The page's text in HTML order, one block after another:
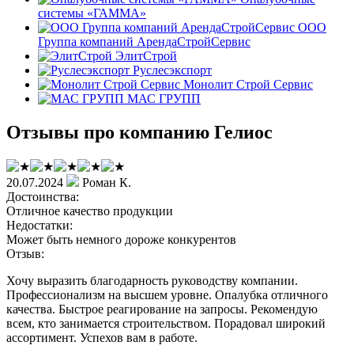
системы «ГАММА»
ООО
Группа компаний АрендаСтройСервис
ЭлитСтрой
Руслесэкспорт
Монолит Строй Сервис
МАС ГРУПП
Отзывы про компанию Гелиос
20.07.2024
Роман К.
Достоинства:
Отличное качество продукции
Недостатки:
Может быть немного дороже конкурентов
Отзыв:
Хочу выразить благодарность руководству компании.
Профессионализм на высшем уровне. Опалубка отличного
качества. Быстрое реагирование на запросы. Рекомендую
всем, кто занимается строительством. Порадовал широкий
ассортимент. Успехов вам в работе.